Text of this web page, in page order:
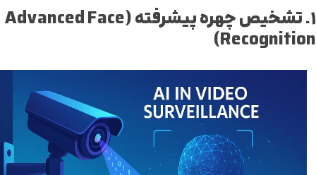
۱. تشخیص چهره پیشرفته (Advanced Face
Recognition)